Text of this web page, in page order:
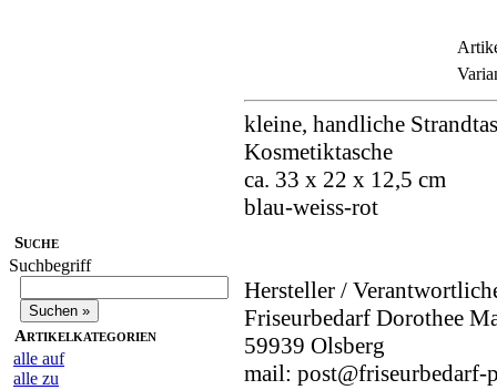
Suche
Suchbegriff
Artikelkategorien
alle auf
alle zu
kleine, handliche
Kosmetiktasche
ca. 33 x 22 x 12,5 cm
blau-weiss-rot
Hersteller /
Friseurbedarf Dorothee
59939 Olsberg
mail: post@friseurbedarf-